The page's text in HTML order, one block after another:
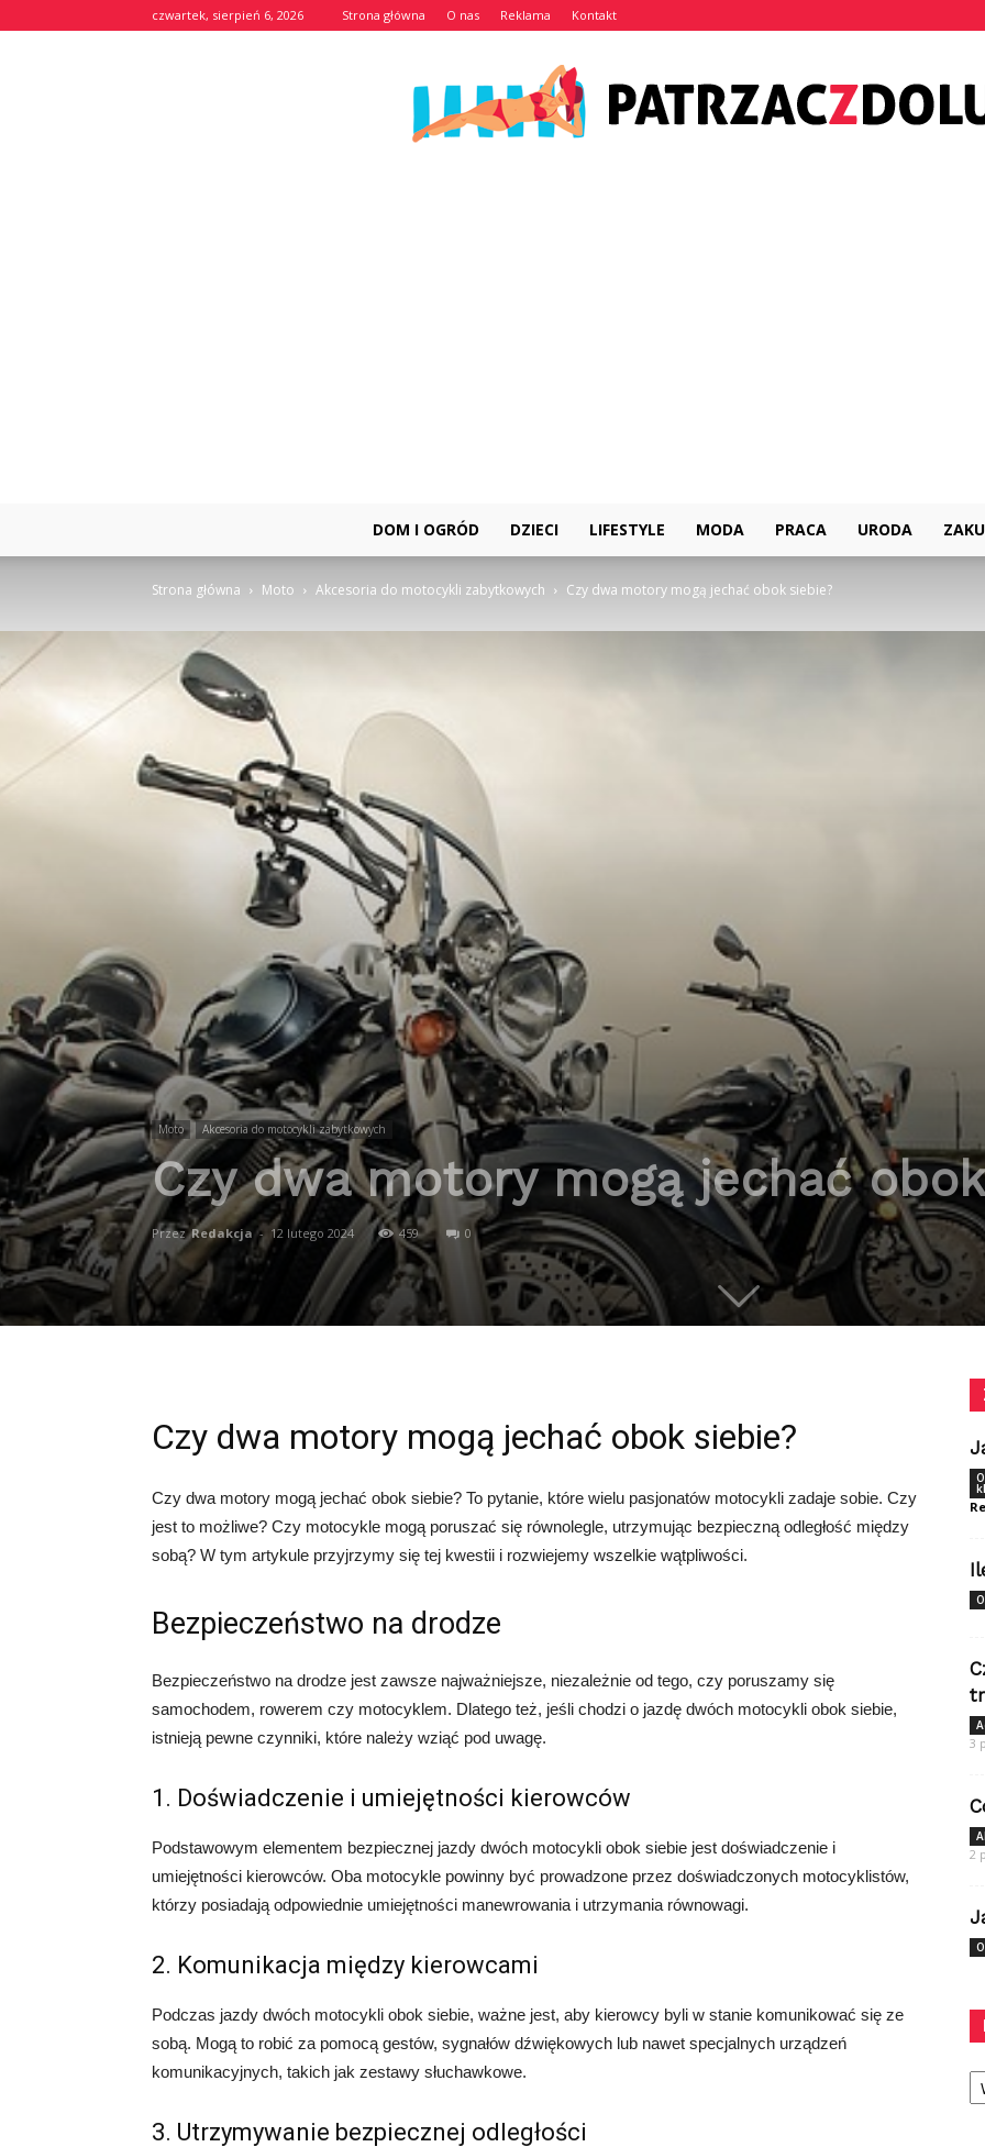
czwartek, sierpień 6, 2026 Strona główna O nas Reklama Kontakt
DOM I OGRÓD DZIECI LIFESTYLE MODA PRACA URODA
Strona główna Moto Akcesoria do motocykli zabytkowych Czy dwa motory mogą jechać obok siebie?
Moto Akcesoria do motocykli zabytkowych
Czy dwa motory mogą jechać
Przez Redakcja - 12 lutego 2024 459 0
Czy dwa motory mogą jechać obok siebie?
Czy dwa motory mogą jechać obok siebie? To pytanie, które wielu pasjonatów motocykli zadaje sobie. Czy
jest to możliwe? Czy motocykle mogą poruszać się równolegle, utrzymując bezpieczną odległość między
sobą? W tym artykule przyjrzymy się tej kwestii i rozwiejemy wszelkie wątpliwości.
Bezpieczeństwo na drodze
Bezpieczeństwo na drodze jest zawsze najważniejsze, niezależnie od tego, czy poruszamy się
samochodem, rowerem czy motocyklem. Dlatego też, jeśli chodzi o jazdę dwóch motocykli obok siebie,
istnieją pewne czynniki, które należy wziąć pod uwagę.
1. Doświadczenie i umiejętności kierowców
Podstawowym elementem bezpiecznej jazdy dwóch motocykli obok siebie jest doświadczenie i
umiejętności kierowców. Oba motocykle powinny być prowadzone przez doświadczonych motocyklistów,
którzy posiadają odpowiednie umiejętności manewrowania i utrzymania równowagi.
2. Komunikacja między kierowcami
Podczas jazdy dwóch motocykli obok siebie, ważne jest, aby kierowcy byli w stanie komunikować się ze
sobą. Mogą to robić za pomocą gestów, sygnałów dźwiękowych lub nawet specjalnych urządzeń
komunikacyjnych, takich jak zestawy słuchawkowe.
3. Utrzymywanie bezpiecznej odległości
3
2